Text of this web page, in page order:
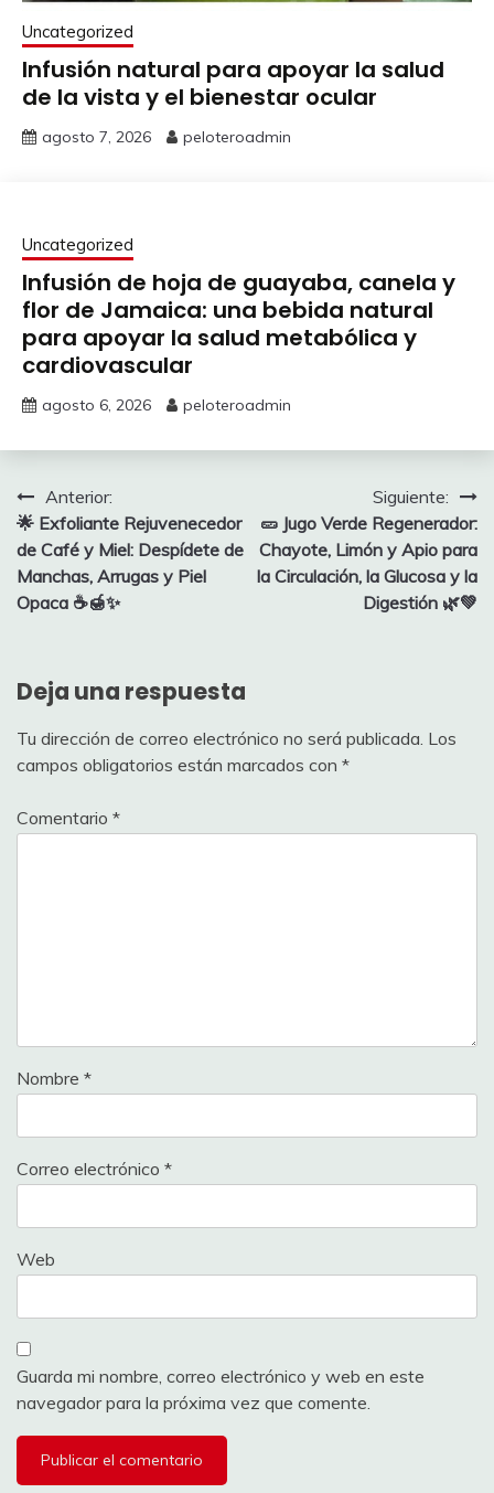
Uncategorized
Infusión natural para apoyar la salud
de la vista y el bienestar ocular
agosto 7, 2026 peloteroadmin
Uncategorized
Infusión de hoja de guayaba, canela y
flor de Jamaica: una bebida natural
para apoyar la salud metabólica y
cardiovascular
agosto 6, 2026 peloteroadmin
Navegación
de
entradas
Anterior:
🌟 Exfoliante Rejuvenecedor
de Café y Miel: Despídete de
Manchas, Arrugas y Piel
Opaca ☕🍯✨
Siguiente:
🥒 Jugo Verde Regenerador:
Chayote, Limón y Apio para
la Circulación, la Glucosa y la
Digestión 🌿💚
Deja una respuesta
Tu dirección de correo electrónico no será publicada. Los
campos obligatorios están marcados con *
Comentario *
Nombre *
Correo electrónico *
Web
Guarda mi nombre, correo electrónico y web en este
navegador para la próxima vez que comente.